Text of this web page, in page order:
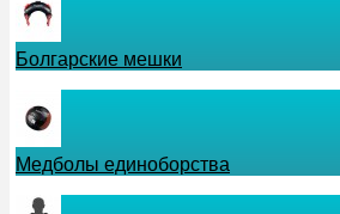
Болгарские мешки
Медболы единоборства